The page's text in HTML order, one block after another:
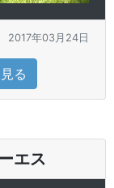
2017年03月24日
る
エス